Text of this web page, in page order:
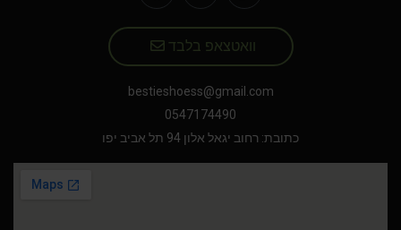
וואטצאפ בלבד
bestieshoess@gmail.com
0547174490
כתובת: רחוב יגאל אלון 94 תל אביב יפו